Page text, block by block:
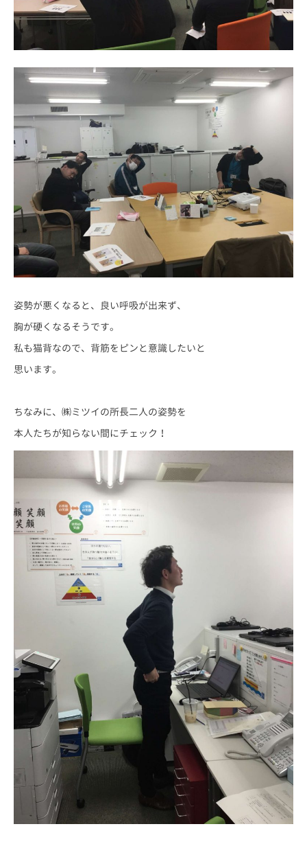
姿勢が悪くなると、良い呼吸が出来ず、
胸が硬くなるそうです。
私も猫背なので、背筋をピンと意識したいと
思います。
ちなみに、㈱ミツイの所長二人の姿勢を
本人たちが知らない間にチェック！